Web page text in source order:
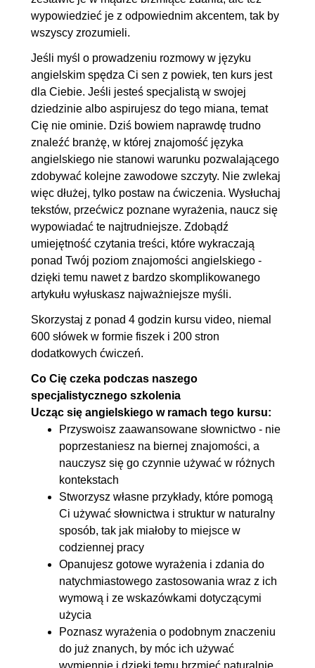
5.1. Etyka w IT
00:06:52
5.3. Cenzura
5.4. Własność intelektualna
00:04:00
5.5. Open source i copyright
00:06:50
6. Go the extra mile 00:34:30
6.1. Łacina w angielskim
00:04:16
6.2. Dźwięki i słowa, które
sprawiają problem w wymowie
00:11:31
6.3. Wyrażenia z 'get'
6.4. Wyrażenia dystansujące
00:05:58
6.5. Czytanie trudnych tekstów
00:04:03
7. Know your grammar
7.1. Drugi i trzeci tryb
warunkowy
00:03:42
7.2. Wyrażenia przysłówkowe
7.3. Mowa zależna
7.4. Łączniki
7.5. Emfaza
00:13:56
7.6. Wyrażenia dzierżawcze
00:05:34
7.7. Elipsa i podstawianie
00:09:47
7.9. So, such
00:03:39
wypowiedzieć je z odpowiednim akcentem, tak by
wszyscy zrozumieli.
Jeśli myśl o prowadzeniu rozmowy w języku
angielskim spędza Ci sen z powiek, ten kurs jest
dla Ciebie. Jeśli jesteś specjalistą w swojej
dziedzinie albo aspirujesz do tego miana, temat
Cię nie ominie. Dziś bowiem naprawdę trudno
znaleźć branżę, w której znajomość języka
angielskiego nie stanowi warunku pozwalającego
zdobywać kolejne zawodowe szczyty. Nie zwlekaj
więc dłużej, tylko postaw na ćwiczenia. Wysłuchaj
tekstów, przećwicz poznane wyrażenia, naucz się
wypowiadać te najtrudniejsze. Zdobądź
umiejętność czytania treści, które wykraczają
ponad Twój poziom znajomości angielskiego -
dzięki temu nawet z bardzo skomplikowanego
artykułu wyłuskasz najważniejsze myśli.
Skorzystaj z ponad 4 godzin kursu video, niemal
600 słówek w formie fiszek i 200 stron
dodatkowych ćwiczeń.
Co Cię czeka podczas naszego
specjalistycznego szkolenia
Ucząc się angielskiego w ramach tego kursu:
Przyswoisz zaawansowane słownictwo - nie
poprzestaniesz na biernej znajomości, a
nauczysz się go czynnie używać w różnych
kontekstach
Stworzysz własne przykłady, które pomogą
Ci używać słownictwa i struktur w naturalny
sposób, tak jak miałoby to miejsce w
codziennej pracy
Opanujesz gotowe wyrażenia i zdania do
natychmiastowego zastosowania wraz z ich
wymową i ze wskazówkami dotyczącymi
użycia
Poznasz wyrażenia o podobnym znaczeniu
do już znanych, by móc ich używać
wymiennie i dzięki temu brzmieć naturalnie